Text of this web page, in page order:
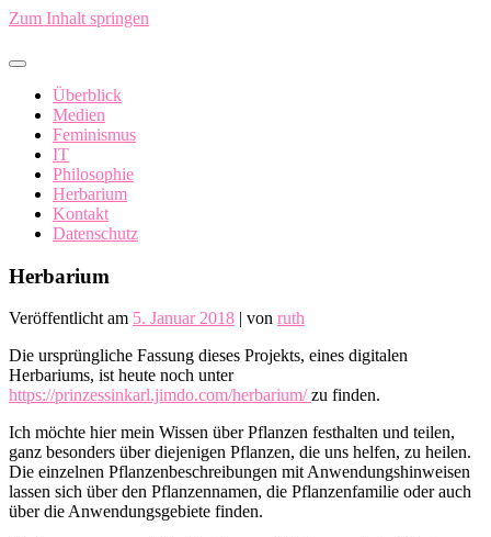
Zum Inhalt springen
Überblick
Medien
Feminismus
IT
Philosophie
Herbarium
Kontakt
Datenschutz
Herbarium
Veröffentlicht am 5. Januar 2018 | von ruth
Die ursprüngliche Fassung dieses Projekts, eines digitalen
Herbariums, ist heute noch unter
https://prinzessinkarl.jimdo.com/herbarium/zu finden.
Ich möchte hier mein Wissen über Pflanzen festhalten und teilen,
ganz besonders über diejenigen Pflanzen, die uns helfen, zu heilen.
Die einzelnen Pflanzenbeschreibungen mit Anwendungshinweisen
lassen sich über den Pflanzennamen, die Pflanzenfamilie oder auch
über die Anwendungsgebiete finden.